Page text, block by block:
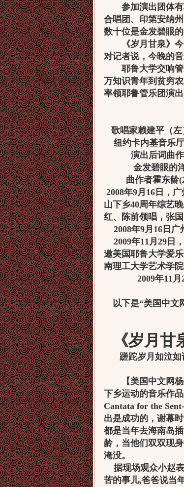
参加演出团体有
合唱团、印第安纳
数十位是金发碧眼的
《岁月甘泉》今
对记者说，今晚的
耶鲁大学交响管
万知识青年到贫穷
率领耶鲁管乐团演
歌唱家赖建平（左
纽约卡内基音乐厅
演出后词曲作
金发碧眼的洋
曲作者霍东龄(
2008年9月16日，
山下乡40周年综艺
红、陈前领唱，张
2008年9月16日广
2009年11月29日
邀美国耶鲁大学爱
南理工大学艺术学
2009年11月
以下是“美国中文
《岁月
蹉跎岁月如泣
【美国中文网杨
下乡运动的音乐作
Cantata for the
出是成功的，谢幕
都是当年去海南岛
龄，当他们双双现
淹没。
据现场观众小赵表
苦的事儿,爸爸说当